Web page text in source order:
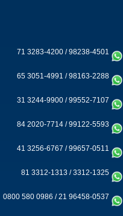
71 3283-4200 /98238-4501
65 3051-4991 /98163-2288
31 3244-9900 /99552-7107
84 2020-7714 /99122-5593
41 3256-6767 /99657-0511
81 3312-1313 /3312-1325
0800 580 0986 /21 96458-0537